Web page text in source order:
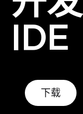
IDE
下载